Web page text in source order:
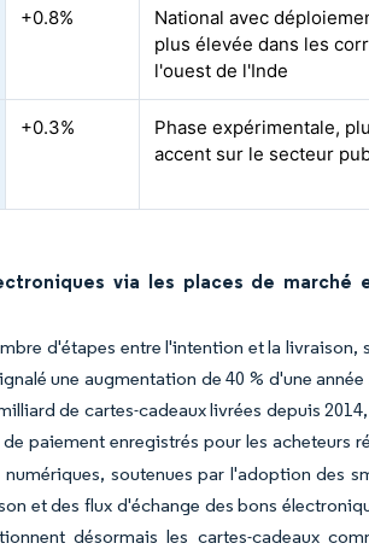
+0.8%
National avec
plus élevée dans les
l'ouest de l'Inde
+0.3%
Phase expérimentale,
accent sur le secteur
via les places de
d'étapes entre l'intention et la
une augmentation de 40 % d'une
de cartes-cadeaux livrées depuis
paiement enregistrés pour les acheteurs
soutenues par l'adoption des
et des flux d'échange des bons
désormais les cartes-cadeaux